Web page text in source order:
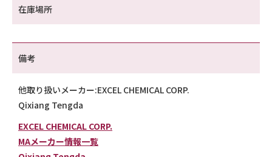
在庫場所
備考
他取り扱いメーカー:EXCEL CHEMICAL CORP.
Qixiang Tengda
EXCEL CHEMICAL CORP.
MAメーカー情報一覧